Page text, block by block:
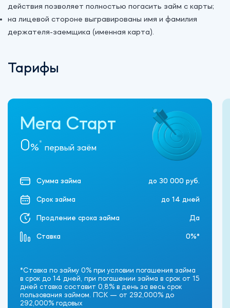
действия позволяет полностью погасить займ с карты;
на лицевой стороне выгравированы имя и фамилия
держателя-заемщика (именная карта).
Тарифы
Мега Старт
0%* первый заём
Сумма займа до 30 000 руб.
Срок займа до 14 дней
Продление срока займа Да
Ставка 0%*
*Ставка по займу 0% при условии погашения займа
в срок до 14 дней, при погашении займа в срок от 15
дней ставка составит 0,8% в день за весь срок
пользования займом. ПСК — от 292,000% до
292,000% годовых